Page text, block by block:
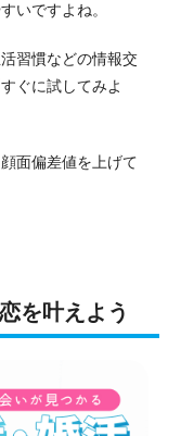
いですよね。
習慣などの情報交
ぐに試してみよ
面偏差値を上げて
を叶えよう